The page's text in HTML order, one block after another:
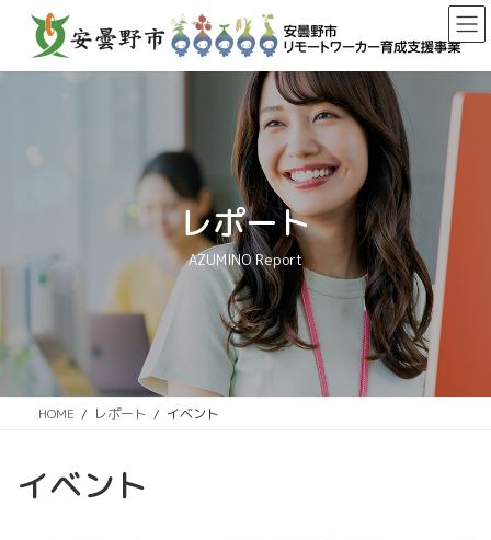
レポート
AZUMINO Report
HOME レポート イベント
イベント